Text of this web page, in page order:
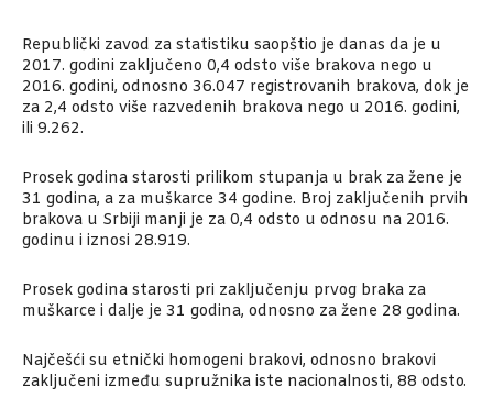
Republički zavod za statistiku saopštio je danas da je u
2017. godini zaključeno 0,4 odsto više brakova nego u
2016. godini, odnosno 36.047 registrovanih brakova, dok je
za 2,4 odsto više razvedenih brakova nego u 2016. godini,
ili 9.262.
Prosek godina starosti prilikom stupanja u brak za žene je
31 godina, a za muškarce 34 godine. Broj zaključenih prvih
brakova u Srbiji manji je za 0,4 odsto u odnosu na 2016.
godinu i iznosi 28.919.
Prosek godina starosti pri zaključenju prvog braka za
muškarce i dalje je 31 godina, odnosno za žene 28 godina.
Najčešći su etnički homogeni brakovi, odnosno brakovi
zaključeni između supružnika iste nacionalnosti, 88 odsto.